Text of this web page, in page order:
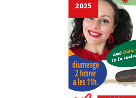
2025